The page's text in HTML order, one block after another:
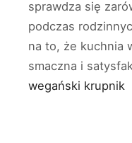
sprawdza się
podczas
na to, że kuchnia
smaczna i
wegański krupnik